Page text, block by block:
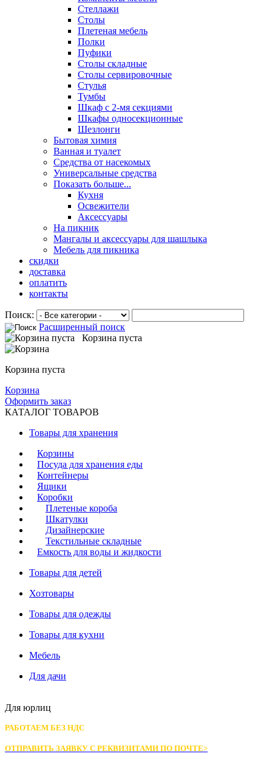
Стеллажи
Столы
Плетеная мебель
Полки
Пуфики
Столы складные
Столы сервировочные
Стулья
Тумбы
Шкаф с 2-мя секциями
Шкафы односекционные
Шезлонги
Бытовая химия
Ванная и туалет
Средства от насекомых
Универсальные средства
Показать больше...
Кухня
Освежители
Аксессуары
На пикник
Мангалы и аксессуары для шашлыка
Мебель для пикника
скидки
доставка
оплатить
контакты
Поиск:
Расширенный поиск
Корзина пуста
Корзина пуста
Корзина
Оформить заказ
КАТАЛОГ ТОВАРОВ
Товары для хранения
Корзины
Посуда для хранения еды
Контейнеры
Ящики
Коробки
Плетеные короба
Шкатулки
Дизайнерские
Текстильные складные
Емкость для воды и жидкости
Товары для детей
Хозтовары
Товары для одежды
Товары для кухни
Мебель
Для дачи
Для юрлиц
РАБОТАЕМ БЕЗ НДС
ОТПРАВИТЬ ЗАЯВКУ С РЕКВИЗИТАМИ ПО ПОЧТЕ>